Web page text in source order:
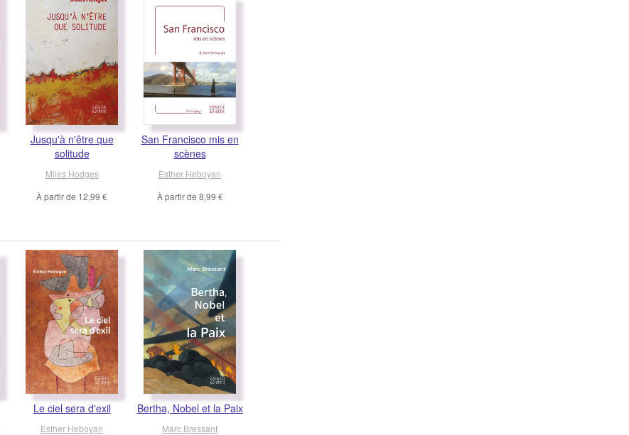
Jusqu'à n'être que
solitude
Miles Hodges
À partir de 12,99 €
San Francisco mis en
scènes
Esther Heboyan
À partir de 8,99 €
Le ciel sera d'exil
Esther Heboyan
Bertha, Nobel et la Paix
Marc Bressant